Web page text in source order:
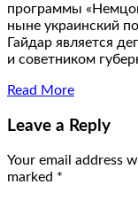
программы
ныне украинский
Гайдар является
и советником
Read More
Leave a Reply
Your email address
marked *